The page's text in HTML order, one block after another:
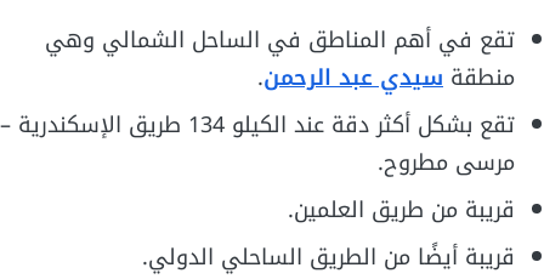
تقع في أهم المناطق في الساحل الشمالي وهي
منطقة سيدي عبد الرحمن.
تقع بشكل أكثر دقة عند الكيلو 134 طريق الإسكندرية –
مرسى مطروح.
قريبة من طريق العلمين.
قريبة أيضًا من الطريق الساحلي الدولي.